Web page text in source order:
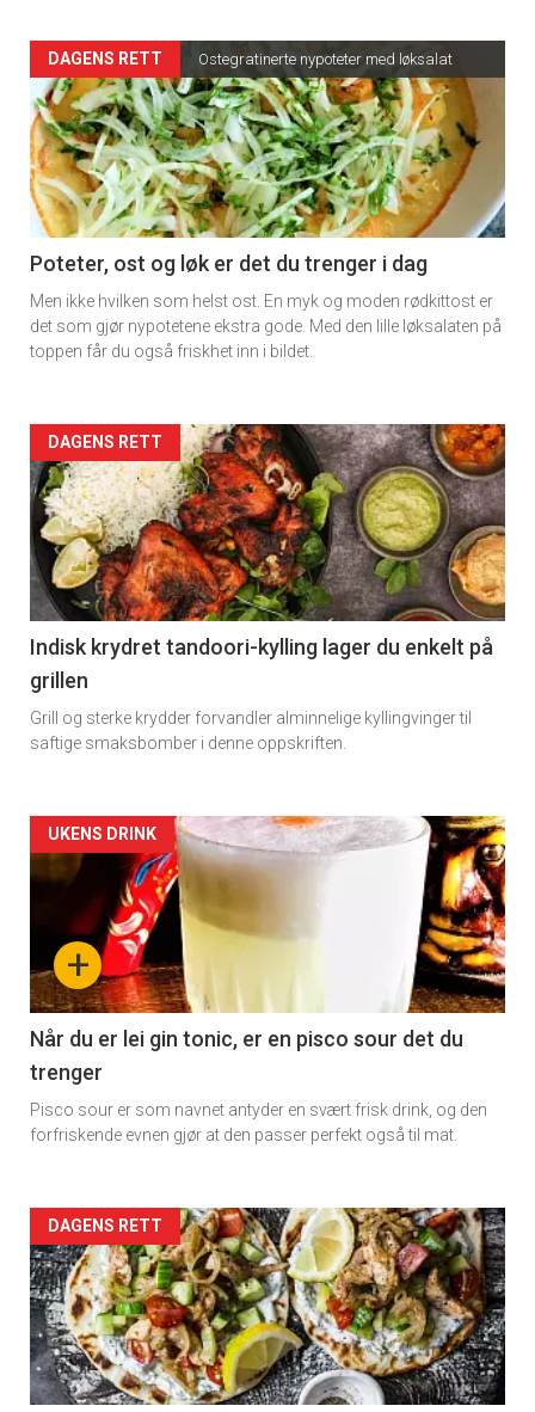
Artikler
detail
-
section
11
DAGENS RETT Ostegratinerte nypoteter med løksalat
Poteter, ost og løk er det du trenger i dag
Men ikke hvilken som helst ost. En myk og moden rødkittost er
det som gjør nypotetene ekstra gode. Med den lille løksalaten på
toppen får du også friskhet inn i bildet.
Artikler
detail
-
section
11
Dagens
rett
DAGENS RETT
Indisk krydret tandoori-kylling lager du enkelt på
grillen
Grill og sterke krydder forvandler alminnelige kyllingvinger til
saftige smaksbomber i denne oppskriften.
Artikler
detail
section
11
Dagens
rett
+
UKENS DRINK
Når du er lei gin tonic, er en pisco sour det du
trenger
Pisco sour er som navnet antyder en svært frisk drink, og den
forfriskende evnen gjør at den passer perfekt også til mat.
Artikler
detail
-
section
DAGENS RETT